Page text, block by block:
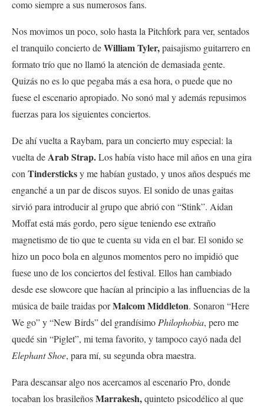
como siempre a sus numerosos fans.
Nos movimos un poco, solo hasta la Pitchfork para ver, sentados
el tranquilo concierto deWilliam Tyler,paisajismo guitarrero en
formato trío que no llamó la atención de demasiada gente.
Quizás no es lo que pegaba más a esa hora, o puede que no
fuese el escenario apropiado. No sonó mal y además repusimos
fuerzas para los siguientes conciertos.
De ahí vuelta a Raybam, para un concierto muy especial: la
vuelta deArab Strap.Los había visto hace mil años en una gira
conTindersticksy me habían gustado, y unos años después me
enganché a un par de discos suyos. El sonido de unas gaitas
sirvió para introducir al grupo que abrió con “Stink”. Aidan
Moffat está más gordo, pero sigue teniendo ese extraño
magnetismo de tio que te cuenta su vida en el bar. El sonido se
hizo un poco bola en algunos momentos pero no impidió que
fuese uno de los conciertos del festival. Ellos han cambiado
desde ese slowcore que hacían al principio a las influencias de la
música de baile traidas porMalcom Middleton. Sonaron “Here
We go” y “New Birds” del grandísimoPhilophobia, pero me
quedé sin “Piglet”, mi tema favorito, y tampoco cayó nada del
Elephant Shoe, para mí, su segunda obra maestra.
Para descansar algo nos acercamos al escenario Pro, donde
tocaban los brasileñosMarrakesh,quinteto psicodélico al que